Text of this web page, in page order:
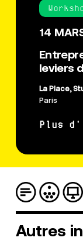
14
leviers
La Place,
Paris
Plus
Autres